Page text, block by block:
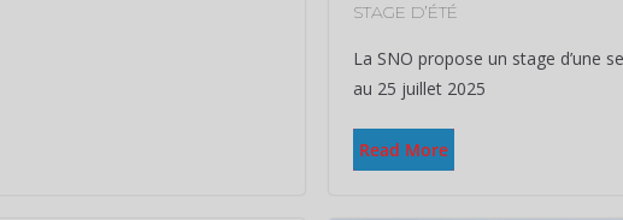
STAGE D’ÉTÉ
La SNO propose un stage d’une
au 25 juillet 2025
Read More